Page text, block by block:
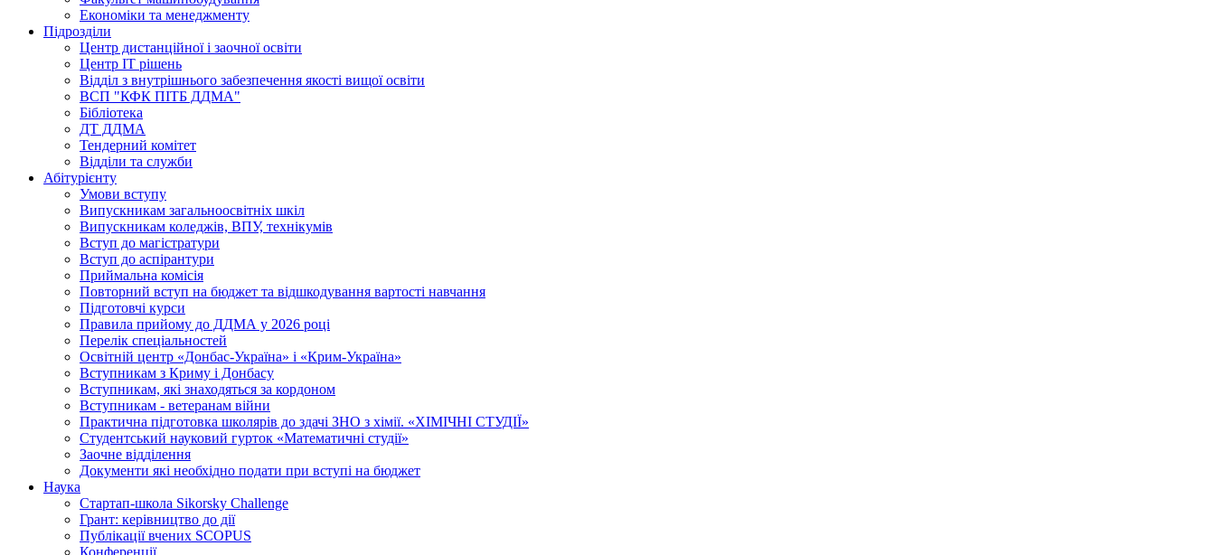
Економіки та менеджменту
Підрозділи
Центр дистанційної і заочної освіти
Центр ІТ рішень
Відділ з внутрішнього забезпечення якості вищої освіти
ВСП "КФК ПІТБ ДДМА"
Бібліотека
ДТ ДДМА
Тендерний комітет
Відділи та служби
Абітурієнту
Умови вступу
Випускникам загальноосвітніх шкіл
Випускникам коледжів, ВПУ, технікумів
Вступ до магістратури
Вступ до аспірантури
Приймальна комісія
Повторний вступ на бюджет та відшкодування вартості навчання
Підготовчі курси
Правила прийому до ДДМА у 2026 році
Перелік спеціальностей
Освітній центр «Донбас-Україна» і «Крим-Україна»
Вступникам з Криму і Донбасу
Вступникам, які знаходяться за кордоном
Вступникам - ветеранам війни
Практична підготовка школярів до здачі ЗНО з хімії. «ХІМІЧНІ СТУДІЇ»
Студентський науковий гурток «Математичні студії»
Заочне відділення
Документи які необхідно подати при вступі на бюджет
Наука
Стартап-школа Sikorsky Challenge
Грант: керівництво до дії
Публікації вчених SCOPUS
Конференції